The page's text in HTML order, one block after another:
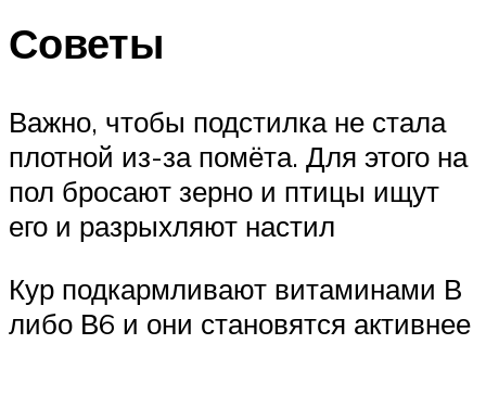
Советы
Важно, чтобы подстилка не стала
плотной из-за помёта. Для этого на
пол бросают зерно и птицы ищут
его и разрыхляют настил
Кур подкармливают витаминами В
либо В6 и они становятся активнее